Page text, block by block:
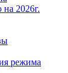
2026г.
режима